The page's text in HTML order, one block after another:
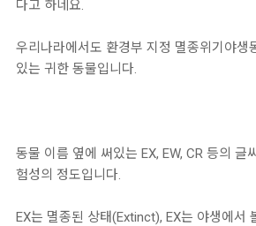
다고 하네요.
우리나라에서도 환경부 지정 멸종위기야생
있는 귀한 동물입니다.
동물 이름 옆에 써있는 EX, EW, CR 등의 글
험성의 정도입니다.
EX는 멸종된 상태(Extinct), EX는 야생에서